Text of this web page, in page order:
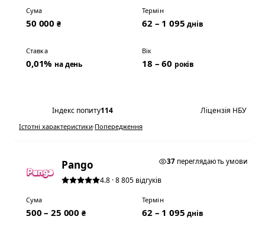
Сума
50 000 ₴
Термін
62 – 1 095днів
Ставка
0,01% на день
Вік
18 – 60 років
Індекс попиту114 Ліцензія НБУ
Істотні характеристики·Попередження
37переглядають умови
Pango
4.8 · 8 805 відгуків
Сума
500 – 25 000₴
Термін
62 – 1 095днів